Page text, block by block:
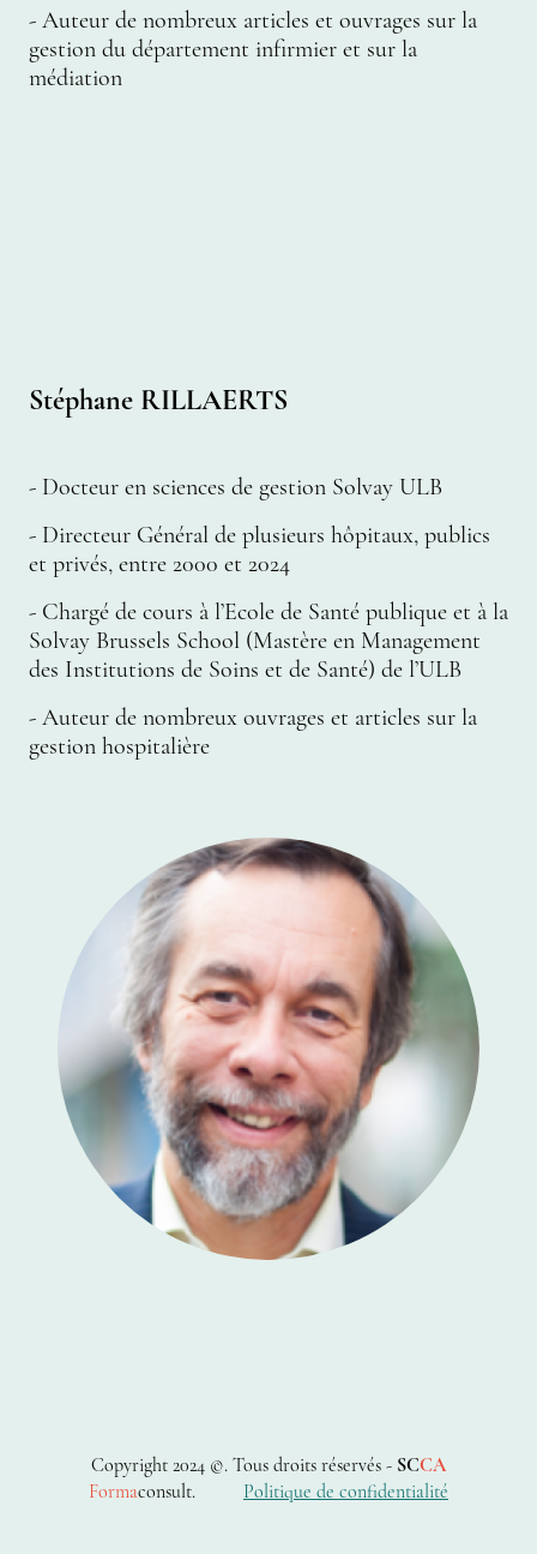
- Auteur de nombreux articles et ouvrages sur la
gestion du département infirmier et sur la
médiation
Stéphane RILLAERTS
- Docteur en sciences de gestion Solvay ULB
- Directeur Général de plusieurs hôpitaux, publics
et privés, entre 2000 et 2024
- Chargé de cours à l’Ecole de Santé publique et à la
Solvay Brussels School (Mastère en Management
des Institutions de Soins et de Santé) de l’ULB
- Auteur de nombreux ouvrages et articles sur la
gestion hospitalière
Copyright 2024 ©. Tous droits réservés - SCCA
Formaconsult. Politique de confidentialité